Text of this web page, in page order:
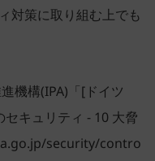
対策に取り組む上でも
機構(IPA)「[ドイツ
セキュリティ - 10 大脅
security/contro